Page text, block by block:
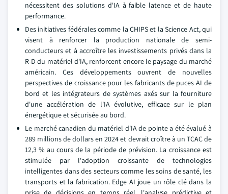
nécessitent des solutions d'IA à faible latence et de haute
performance.
Des initiatives fédérales comme la CHIPS et la Science Act, qui
visent à renforcer la production nationale de semi-
conducteurs et à accroître les investissements privés dans la
R-D du matériel d'IA, renforcent encore le paysage du marché
américain. Ces développements ouvrent de nouvelles
perspectives de croissance pour les fabricants de puces AI de
bord et les intégrateurs de systèmes axés sur la fourniture
d'une accélération de l'IA évolutive, efficace sur le plan
énergétique et sécurisée au bord.
Le marché canadien du matériel d'IA de pointe a été évalué à
289 millions de dollars en 2024 et devrait croître à un TCAC de
12,3 % au cours de la période de prévision. La croissance est
stimulée par l'adoption croissante de technologies
intelligentes dans des secteurs comme les soins de santé, les
transports et la fabrication. Edge AI joue un rôle clé dans la